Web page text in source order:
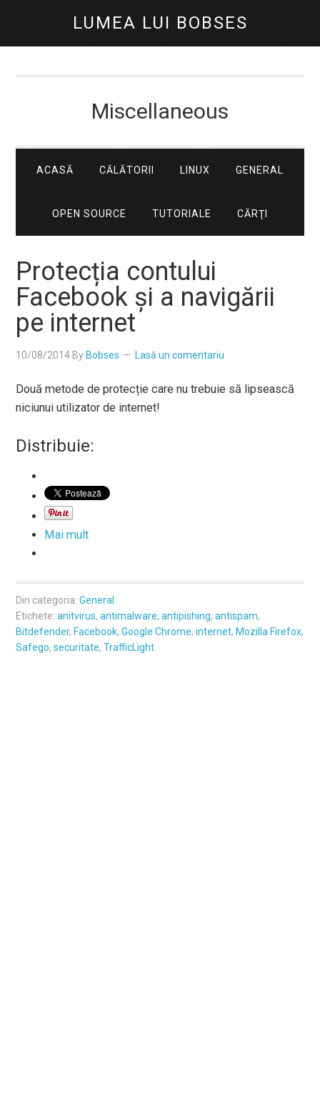
LUMEA LUI BOBSES
Miscellaneous
ACASĂ CĂLĂTORII LINUX GENERAL
OPEN SOURCE TUTORIALE CĂRŢI
Protecția contului
Facebook și a navigării
pe internet
10/08/2014 By Bobses Lasă un comentariu
Două metode de protecție care nu trebuie să lipsească
niciunui utilizator de internet!
Distribuie:
Mai mult
Din categoria:General
Etichete:anitvirus,antimalware,antipishing,antispam,
Bitdefender, Facebook,Google Chrome,internet, Mozilla Firefox,
Safego,securitate,TrafficLight